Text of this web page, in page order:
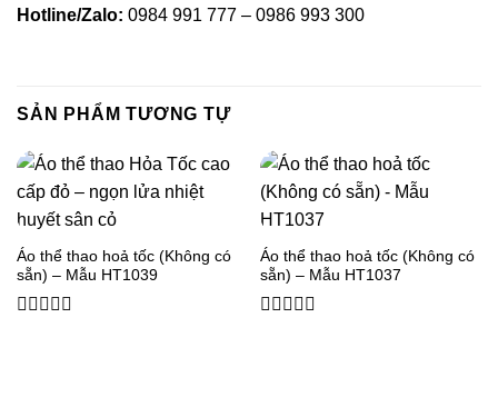
Hotline/Zalo: 0984 991 777 – 0986 993 300
SẢN PHẨM TƯƠNG TỰ
Áo thể thao hoả tốc (Không có
sẵn) – Mẫu HT1039
Áo thể thao hoả tốc (Không có
sẵn) – Mẫu HT1037